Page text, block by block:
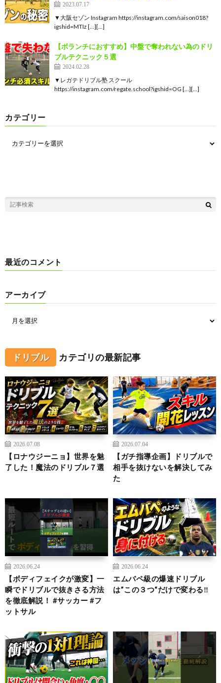
2023.07.17
▼大阪セゾン Instagram https://instagram.com/saison018?
igshid=MTIz […][…]
【ボランチにおすすめ】中盤で奪われない為のドリ
ブルテクニック５選
2024.02.28
▼レガテドリブル塾 スクール
https://instagram.com/regate.school?igshid=OG […][…]
カテゴリー
最近のコメント
アーカイブ
ドリブル カテゴリの最新記事
2026.07.08
【ロナウジーニョ】世界を魅
了した！魔法のドリブル７選
2026.07.04
【ガチ指導企画】ドリブルで
相手を抜けないを解決してみ
た
2026.06.24
【ボディフェイクが激変】一
瞬でドリブルで抜きさる方法
を徹底解説！ #サッカー #フ
ットサル
2026.06.24
エムバペ級の爆速ドリブル
は”この３つ“だけで変わる‼︎